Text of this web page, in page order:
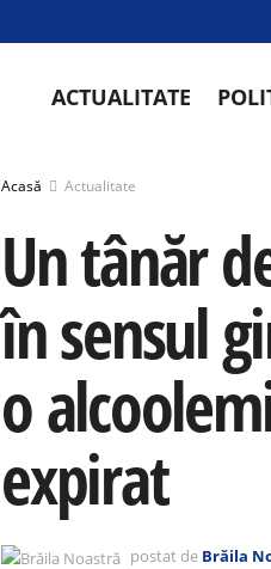
ACTUALITATE
Acasă Actualitate
Un tânăr
în sensul
o
expirat
postat de Brăila